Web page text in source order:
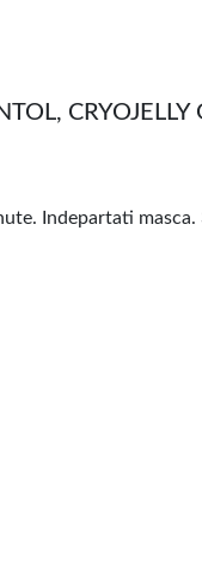
CRYOJELLY
Indepartati masca.